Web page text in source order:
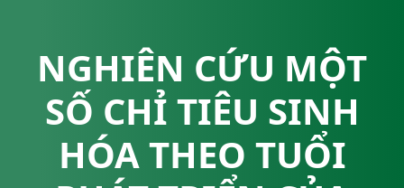
NGHIÊN CỨU MỘT
SỐ CHỈ TIÊU SINH
HÓA THEO TUỔI